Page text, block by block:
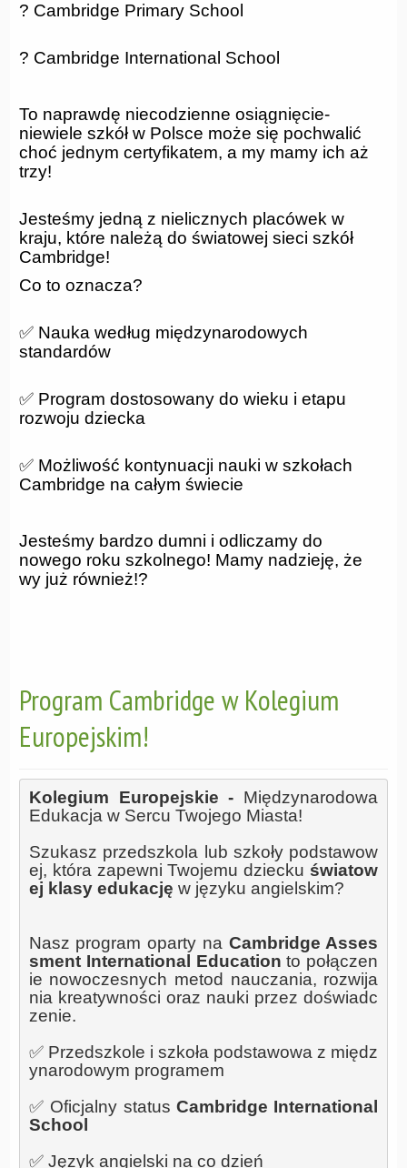
? Cambridge Primary School
? Cambridge International School
To naprawdę niecodzienne osiągnięcie-
niewiele szkół w Polsce może się pochwalić
choć jednym certyfikatem, a my mamy ich aż
trzy!
Jesteśmy jedną z nielicznych placówek w
kraju, które należą do światowej sieci szkół
Cambridge!
Co to oznacza?
✅ Nauka według międzynarodowych
standardów
✅ Program dostosowany do wieku i etapu
rozwoju dziecka
✅ Możliwość kontynuacji nauki w szkołach
Cambridge na całym świecie
Jesteśmy bardzo dumni i odliczamy do
nowego roku szkolnego! Mamy nadzieję, że
wy już również!?
Program Cambridge w Kolegium
Europejskim!
Kolegium Europejskie - Międzynarodowa
Edukacja w Sercu Twojego Miasta!
Szukasz przedszkola lub szkoły podstawow
ej, która zapewni Twojemu dziecku światow
ej klasy edukację w języku angielskim?
Nasz program oparty na Cambridge Asses
sment International Education to połączen
ie nowoczesnych metod nauczania, rozwija
nia kreatywności oraz nauki przez doświadc
zenie.
✅ Przedszkole i szkoła podstawowa z międz
ynarodowym programem
✅ Oficjalny status Cambridge International
School
✅ Język angielski na co dzień